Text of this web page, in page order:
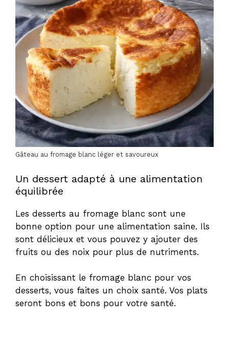
Gâteau au fromage blanc léger et savoureux
Un dessert adapté à une alimentation
équilibrée
Les desserts au fromage blanc sont une
bonne option pour une alimentation saine. Ils
sont délicieux et vous pouvez y ajouter des
fruits ou des noix pour plus de nutriments.
En choisissant le fromage blanc pour vos
desserts, vous faites un choix santé. Vos plats
seront bons et bons pour votre santé.